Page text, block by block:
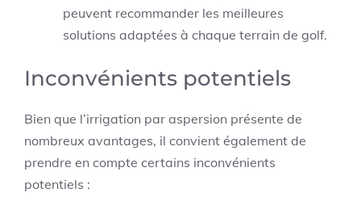
peuvent recommander les meilleures
solutions adaptées à chaque terrain de golf.
Inconvénients potentiels
Bien que l’irrigation par aspersion présente de
nombreux avantages, il convient également de
prendre en compte certains inconvénients
potentiels :